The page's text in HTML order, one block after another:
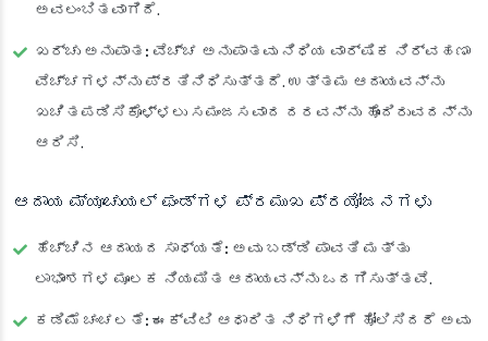
ಅವಲಂಬಿತವಾಗಿದೆ.
ಖರ್ಚು ಅನುಪಾತ: ವೆಚ್ಚ ಅನುಪಾತವು ನಿಧಿಯ ವಾರ್ಷಿಕ ನಿರ್ವಹಣಾ
ವೆಚ್ಚಗಳನ್ನು ಪ್ರತಿನಿಧಿಸುತ್ತದೆ. ಉತ್ತಮ ಆದಾಯವನ್ನು
ಖಚಿತಪಡಿಸಿಕೊಳ್ಳಲು ಸಮಂಜಸವಾದ ದರವನ್ನು ಹೊಂದಿರುವದನ್ನು
ಆರಿಸಿ.
ಆದಾಯ ಮ್ಯೂಚುಯಲ್ ಫಂಡ್‌ಗಳ ಪ್ರಮುಖ ಪ್ರಯೋಜನಗಳು
ಹೆಚ್ಚಿನ ಆದಾಯದ ಸಾಧ್ಯತೆ: ಅವು ಬಡ್ಡಿ ಪಾವತಿ ಮತ್ತು
ಲಾಭಾಂಶಗಳ ಮೂಲಕ ನಿಯಮಿತ ಆದಾಯವನ್ನು ಒದಗಿಸುತ್ತವೆ.
ಕಡಿಮೆ ಚಂಚಲತೆ: ಈಕ್ವಿಟಿ ಆಧಾರಿತ ನಿಧಿಗಳಿಗೆ ಹೋಲಿಸಿದರೆ ಅವು